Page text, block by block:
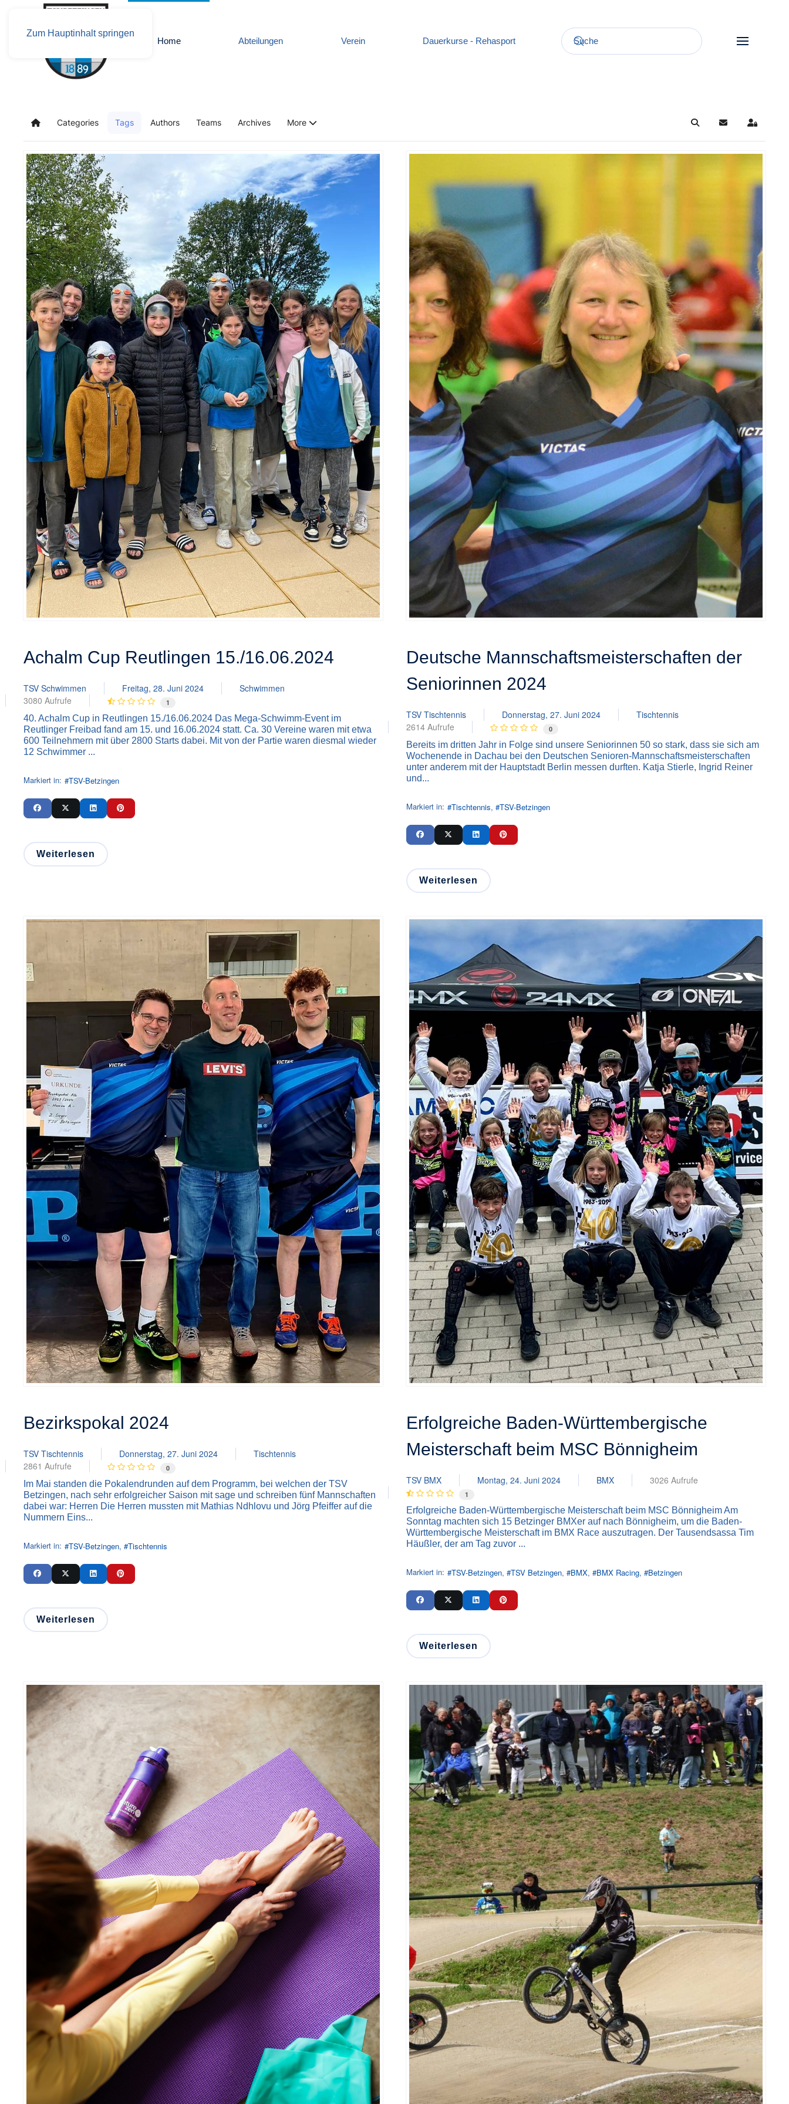
Zum Hauptinhalt springen
Home Abteilungen Verein Dauerkurse - Rehasport
Home Categories Tags Authors Teams Archives More SearchUpdatesSign In
Achalm Cup Reutlingen 15./16.06.2024
TSV Schwimmen Freitag, 28. Juni 2024
Schwimmen
3080 Aufrufe
1
40. Achalm Cup in Reutlingen 15./16.06.2024 Das Mega-Schwimm-Event im
Reutlinger Freibad fand am 15. und 16.06.2024 statt. Ca. 30 Vereine waren mit etwa
600 Teilnehmern mit über 2800 Starts dabei. Mit von der Partie waren diesmal wieder
12 Schwimmer ...
Markiert in: TSV-Betzingen
Weiterlesen
Deutsche Mannschaftsmeisterschaften der
Seniorinnen 2024
TSV Tischtennis Donnerstag, 27. Juni 2024
Tischtennis
2614 Aufrufe
0
Bereits im dritten Jahr in Folge sind unsere Seniorinnen 50 so stark, dass sie sich am
Wochenende in Dachau bei den Deutschen Senioren-Mannschaftsmeisterschaften
unter anderem mit der Hauptstadt Berlin messen durften. Katja Stierle, Ingrid Reiner
und...
Markiert in: Tischtennis TSV-Betzingen
Weiterlesen
Bezirkspokal 2024
TSV Tischtennis Donnerstag, 27. Juni 2024
Tischtennis
2861 Aufrufe
0
Im Mai standen die Pokalendrunden auf dem Programm, bei welchen der TSV
Betzingen, nach sehr erfolgreicher Saison mit sage und schreiben fünf Mannschaften
dabei war: Herren Die Herren mussten mit Mathias Ndhlovu und Jörg Pfeiffer auf die
Nummern Eins...
Markiert in: TSV-Betzingen Tischtennis
Weiterlesen
Erfolgreiche Baden-Württembergische
Meisterschaft beim MSC Bönnigheim
TSV BMX Montag, 24. Juni 2024 BMX 3026 Aufrufe
1
Erfolgreiche Baden-Württembergische Meisterschaft beim MSC Bönnigheim Am
Sonntag machten sich 15 Betzinger BMXer auf nach Bönnigheim, um die Baden-
Württembergische Meisterschaft im BMX Race auszutragen. Der Tausendsassa Tim
Häußler, der am Tag zuvor ...
Markiert in: TSV-Betzingen TSV Betzingen BMX BMX Racing Betzingen
Weiterlesen